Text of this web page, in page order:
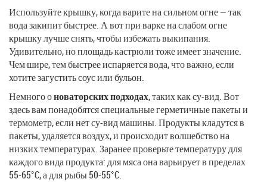
Используйте крышку, когда варите на сильном огне — так
вода закипит быстрее. А вот при варке на слабом огне
крышку лучше снять, чтобы избежать выкипания.
Удивительно, но площадь кастрюли тоже имеет значение.
Чем шире, тем быстрее испаряется вода, что важно, если
хотите загустить соус или бульон.
Немного оноваторских подходах, таких как су-вид. Вот
здесь вам понадобятся специальные герметичные пакеты и
термометр, если нет су-вид машины. Продукты кладутся в
пакеты, удаляется воздух, и происходит волшебство на
низких температурах. Заранее проверьте температуру для
каждого вида продукта: для мяса она варьирует в пределах
55-65°C, а для рыбы 50-55°C.